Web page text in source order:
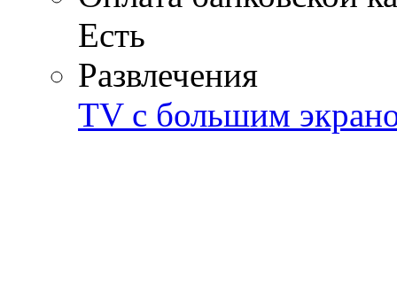
Есть
Развлечения
TV с большим